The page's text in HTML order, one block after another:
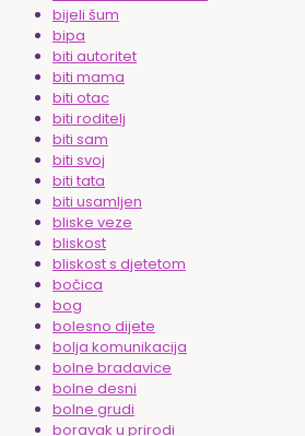
bijeli šum
bipa
biti autoritet
biti mama
biti otac
biti roditelj
biti sam
biti svoj
biti tata
biti usamljen
bliske veze
bliskost
bliskost s djetetom
bočica
bog
bolesno dijete
bolja komunikacija
bolne bradavice
bolne desni
bolne grudi
boravak u prirodi